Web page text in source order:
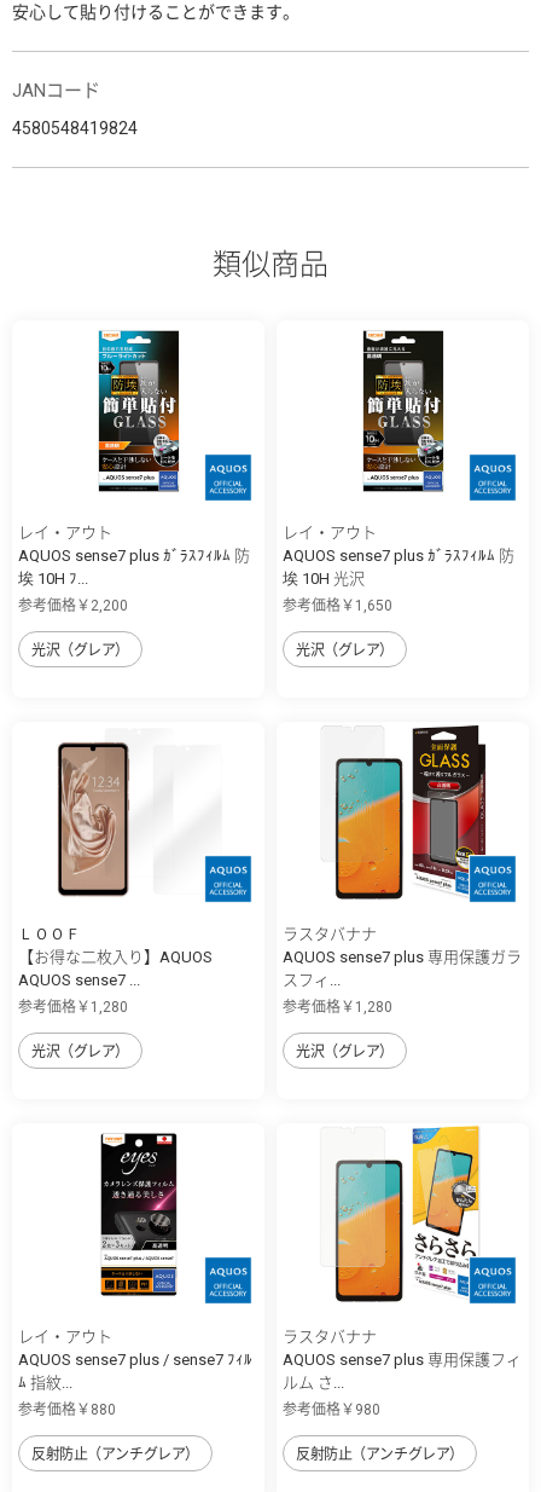
安心して貼り付けることができます。
JANコード
4580548419824
類似商品
レイ・アウト
AQUOS sense7 plus ｶﾞﾗｽﾌｨﾙﾑ 防
埃 10H ﾌ...
参考価格￥2,200
光沢（グレア）
レイ・アウト
AQUOS sense7 plus ｶﾞﾗｽﾌｨﾙﾑ 防
埃 10H 光沢
参考価格￥1,650
光沢（グレア）
ＬＯＯＦ
【お得な二枚入り】AQUOS
AQUOS sense7 ...
参考価格￥1,280
光沢（グレア）
ラスタバナナ
AQUOS sense7 plus 専用保護ガラ
スフィ...
参考価格￥1,280
光沢（グレア）
レイ・アウト
AQUOS sense7 plus / sense7 ﾌｨﾙ
ﾑ 指紋...
参考価格￥880
反射防止（アンチグレア）
ラスタバナナ
AQUOS sense7 plus 専用保護フィ
ルム さ...
参考価格￥980
反射防止（アンチグレア）